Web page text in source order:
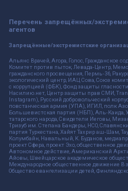
Перечень запрещённых/
агентов
Запрещённые/экстремистские
Альянс Врачей, Агора, Голос, Гражданское
Комитет против пыток, Левада-Центр,
гражданского просвещения, Пермь-36,
экологический центр, ИАЦ Сова, Союз
с коррупцией (ФБК), Фонд защиты
Насилию.нет, Центр защиты прав СМИ,
Instagram), Русский добровольческий
повстанческая армия (УПА), ИГИЛ, полк
Большевистская партия (НБП), Аль-
татарского народа, Свидетели Иеговы,
Тризуб им. Степана Бандеры, НСО,
партия Туркестана, Хайят Тахрир аш-Шам,
Колумбайн, Навальный, К. Буданов,
проект Сфера, проект Эхо, общественное
Автономное действие, Американский
Айовы, Швейцарское академическое
Международное общественное движение В
Общество евангелизации детей,